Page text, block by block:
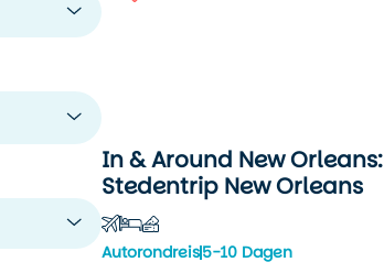
In & Around New Orleans:
Stedentrip New Orleans
Autorondreis5-10 Dagen